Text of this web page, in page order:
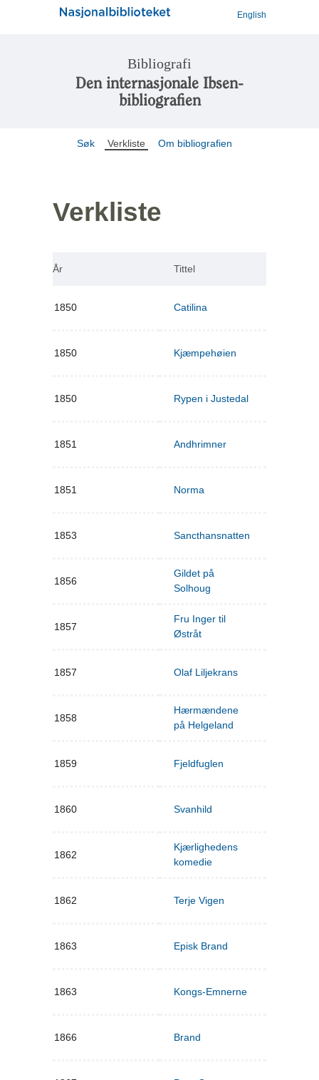
English
Bibliografi
Den internasjonale Ibsen-
bibliografien
Søk Verkliste Om bibliografien
Verkliste
År Tittel
1850 Catilina
1850 Kjæmpehøien
1850 Rypen i Justedal
1851 Andhrimner
1851 Norma
1853 Sancthansnatten
1856
Gildet på
Solhoug
1857
Fru Inger til
Østråt
1857 Olaf Liljekrans
1858
Hærmændene
på Helgeland
1859 Fjeldfuglen
1860 Svanhild
1862
Kjærlighedens
komedie
1862 Terje Vigen
1863 Episk Brand
1863 Kongs-Emnerne
1866 Brand